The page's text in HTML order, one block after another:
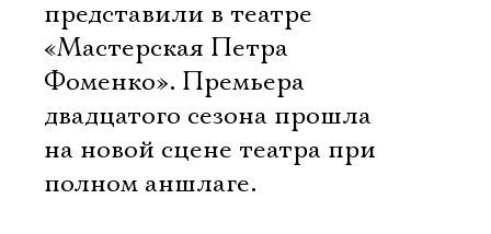
представили в театре
«Мастерская Петра
Фоменко». Премьера
двадцатого сезона прошла
на новой сцене театра при
полном аншлаге.